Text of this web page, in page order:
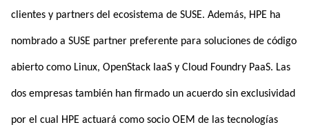
clientes y partners del ecosistema de SUSE. Además, HPE ha
nombrado a SUSE partner preferente para soluciones de código
abierto como Linux, OpenStack IaaS y Cloud Foundry PaaS. Las
dos empresas también han firmado un acuerdo sin exclusividad
por el cual HPE actuará como socio OEM de las tecnologías